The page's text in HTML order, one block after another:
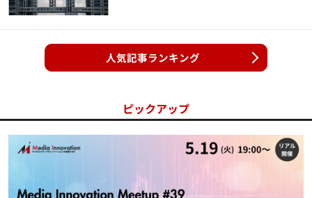
人気記事ランキング
ピックアップ